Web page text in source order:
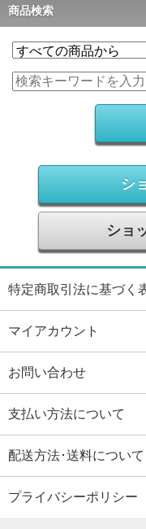
商品検索
シ
ショ
特定商取引法に基づく
マイアカウント
お問い合わせ
支払い方法について
配送方法･送料について
プライバシーポリシー